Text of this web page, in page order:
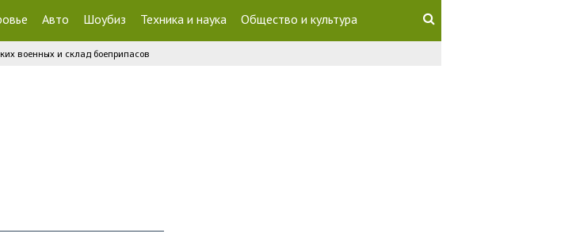
Авто Шоубиз Техника и наука Общество и культура
военных и склад боеприпасов